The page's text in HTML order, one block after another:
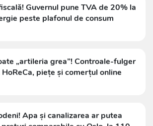
Guvernul pune TVA de 20% la
peste plafonul de consum
„artileria grea”! Controale-fulger
piețe și comerțul online
Apa și canalizarea ar putea